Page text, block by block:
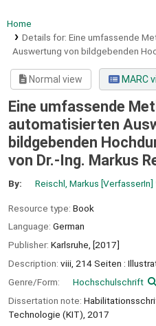
Home
Details for: Eine umfassende
Auswertung von bildgebenden
Normal view MARC
Eine umfassende
automatisierten
bildgebenden
von Dr.-Ing. Markus
By: Reischl, Markus [VerfasserIn]
Resource type: Book
Language: German
Publisher: Karlsruhe, [2017]
Description: viii, 214 Seiten :
Genre/Form:
Hochschulschrift
Dissertation note:
Technologie (KIT), 2017